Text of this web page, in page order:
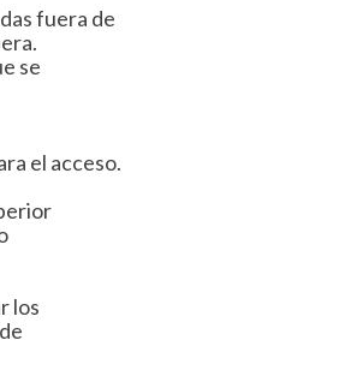
fuera de
se
el acceso.
los